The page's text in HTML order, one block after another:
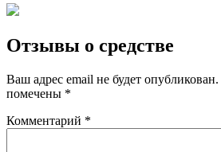
Отзывы о средстве
Ваш адрес email не будет опубликован.
помечены *
Комментарий *